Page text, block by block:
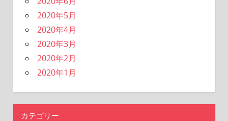
2020年5月
2020年4月
2020年3月
2020年2月
2020年1月
カテゴリー